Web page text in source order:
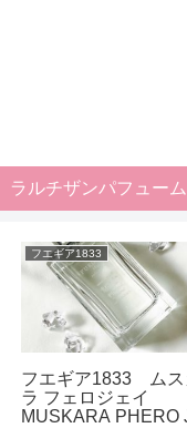
ラルチザンパフューム
フエギア1833
フエギア1833 ムス
ラ フェロジェイ
MUSKARA PHERO